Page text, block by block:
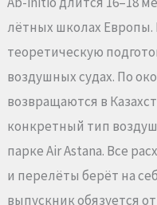
лётных школах
теоретическую
воздушных судах. По
возвращаются в
конкретный тип
парке Air Astana. Все
и перелёты берёт на
выпускник обязуется